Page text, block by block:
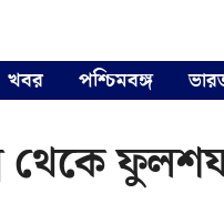
খবর পশ্চিমবঙ্গ